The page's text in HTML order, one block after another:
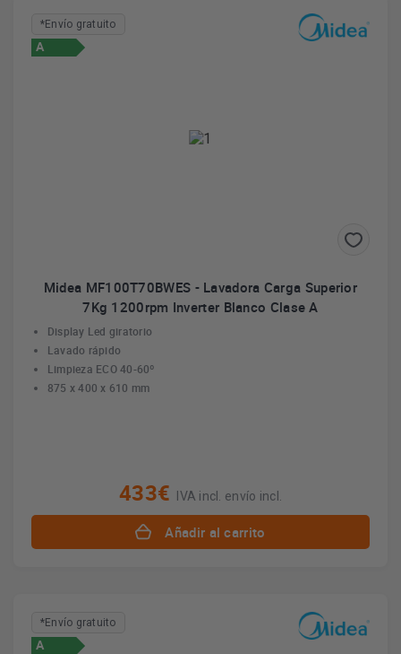
*Envío gratuito
A
Midea MF100T70BWES - Lavadora Carga Superior
7Kg 1200rpm Inverter Blanco Clase A
Display Led giratorio
Lavado rápido
Limpieza ECO 40-60º
875 x 400 x 610 mm
433€ IVA incl. envío incl.
Añadir al carrito
*Envío gratuito
A